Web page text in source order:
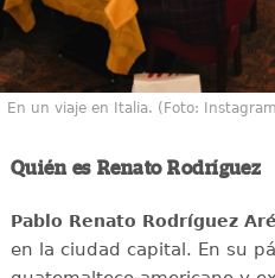
En un viaje en Italia. (Foto:
Quién es Renato Rodríguez
Pablo Renato Rodríguez
en la ciudad capital. En su